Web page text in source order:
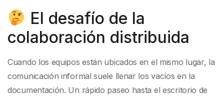
El desafío de la
colaboración distribuida
Cuando los equipos están ubicados en el mismo lugar, la
comunicación informal suele llenar los vacíos en la
documentación. Un rápido paseo hasta el escritorio de